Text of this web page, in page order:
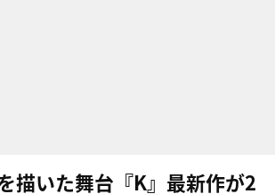
描いた舞台『K』最新作が2